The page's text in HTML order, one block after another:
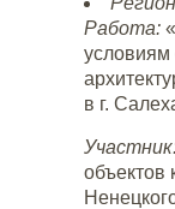
Работа:
условиям
в г.
объектов